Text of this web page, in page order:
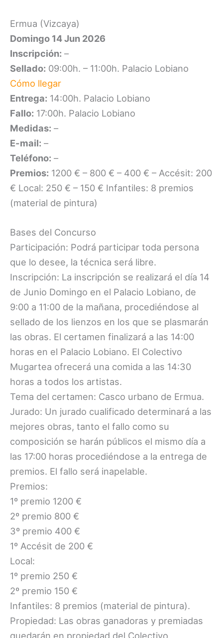
Ermua (Vizcaya)
Domingo 14 Jun 2026
Inscripción: –
Sellado: 09:00h. – 11:00h. Palacio Lobiano
Cómo llegar
Entrega: 14:00h. Palacio Lobiano
Fallo: 17:00h. Palacio Lobiano
Medidas: –
E-mail: –
Teléfono: –
Premios: 1200 € – 800 € – 400 € – Accésit: 200
€ Local: 250 € – 150 € Infantiles: 8 premios
(material de pintura)
Bases del Concurso
Participación: Podrá participar toda persona
que lo desee, la técnica será libre.
Inscripción: La inscripción se realizará el día 14
de Junio Domingo en el Palacio Lobiano, de
9:00 a 11:00 de la mañana, procediéndose al
sellado de los lienzos en los que se plasmarán
las obras. El certamen finalizará a las 14:00
horas en el Palacio Lobiano. El Colectivo
Mugartea ofrecerá una comida a las 14:30
horas a todos los artistas.
Tema del certamen: Casco urbano de Ermua.
Jurado: Un jurado cualificado determinará a las
mejores obras, tanto el fallo como su
composición se harán públicos el mismo día a
las 17:00 horas procediéndose a la entrega de
premios. El fallo será inapelable.
Premios:
1º premio 1200 €
2º premio 800 €
3º premio 400 €
1º Accésit de 200 €
Local:
1º premio 250 €
2º premio 150 €
Infantiles: 8 premios (material de pintura).
Propiedad: Las obras ganadoras y premiadas
quedarán en propiedad del Colectivo